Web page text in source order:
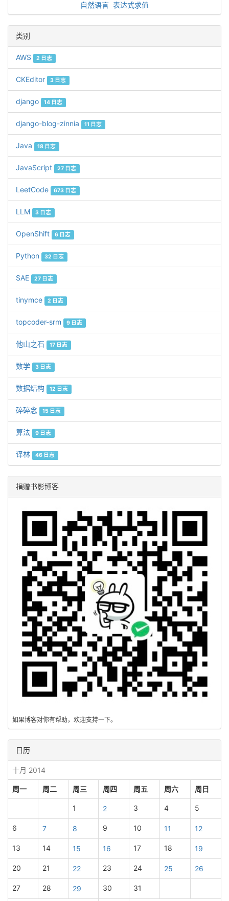
自然语言 表达式求值
类别
AWS 2 日志
CKEditor 3 日志
django 14 日志
django-blog-zinnia 11 日志
Java 18 日志
JavaScript 27 日志
LeetCode 673 日志
LLM 3 日志
OpenShift 6 日志
Python 32 日志
SAE 27 日志
tinymce 2 日志
topcoder-srm 9 日志
他山之石 17 日志
数学 3 日志
数据结构 12 日志
碎碎念 15 日志
算法 9 日志
译林 46 日志
捐赠书影博客
如果博客对你有帮助，欢迎支持一下。
日历
十月 2014
周一 周二 周三 周四 周五 周六 周日
1 2 3 4 5
6 7 8 9 10 11 12
13 14 15 16 17 18 19
20 21 22 23 24 25 26
27 28 29 30 31